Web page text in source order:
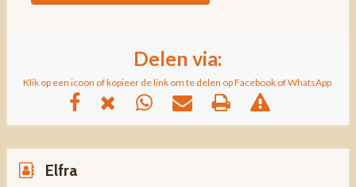
Delen via:
Klik op een icoon of kopieer de link om te delen op Facebook of WhatsApp
Elfra